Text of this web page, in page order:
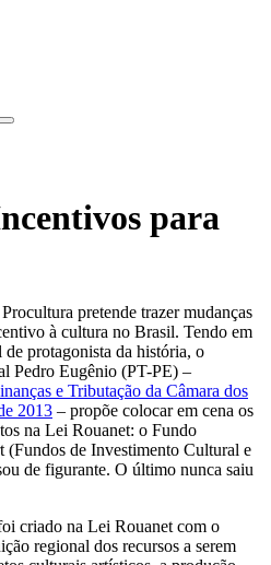
para
pretende trazer mudanças
à cultura no Brasil. Tendo em
protagonista da história, o
Pedro Eugênio (PT-PE) –
e Tributação da Câmara dos
2013 – propõe colocar em cena os
na Lei Rouanet: o Fundo
(Fundos de Investimento Cultural e
de figurante. O último nunca saiu
criado na Lei Rouanet com o
regional dos recursos a serem